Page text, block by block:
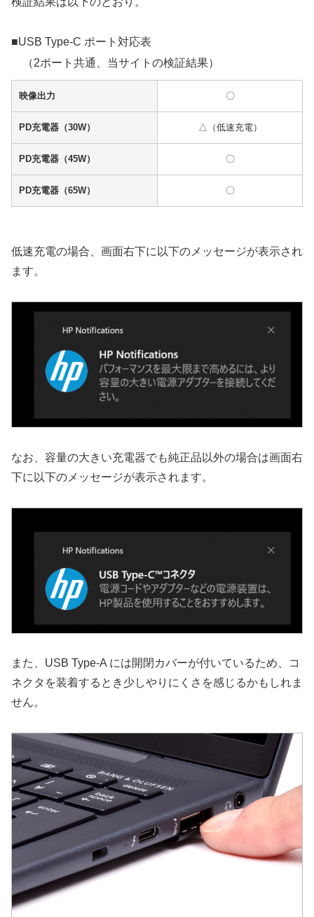
■USB Type-C ポート対応表
（2ポート共通、当サイトの検証結果）
映像出力 〇
PD充電器（30W） △（低速充電）
PD充電器（45W） 〇
PD充電器（65W） 〇
低速充電の場合、画面右下に以下のメッセージが表示され
ます。
なお、容量の大きい充電器でも純正品以外の場合は画面右
下に以下のメッセージが表示されます。
また、USB Type-A には開閉カバーが付いているため、コ
ネクタを装着するとき少しやりにくさを感じるかもしれま
せん。